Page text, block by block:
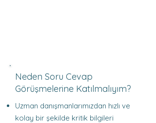
Neden Soru Cevap
Görüşmelerine Katılmalıyım?
Uzman danışmanlarımızdan hızlı ve
kolay bir şekilde kritik bilgileri